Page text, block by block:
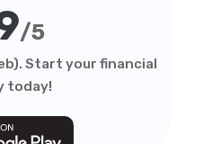
for nris
individual
/5
Start your financial
today!